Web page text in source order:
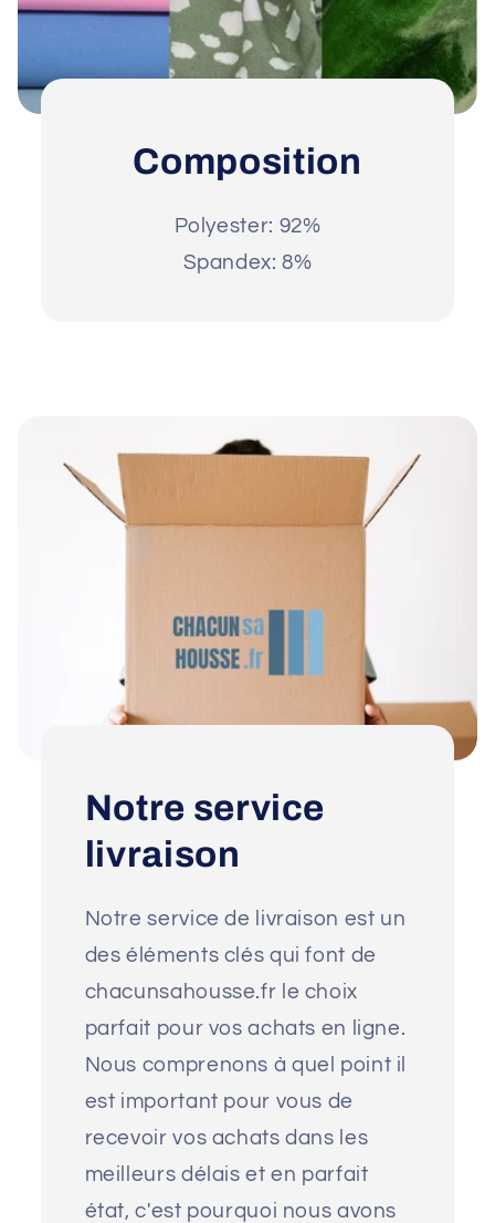
Composition
Polyester: 92%
Spandex: 8%
Notre service
livraison
Notre service de livraison est un
des éléments clés qui font de
chacunsahousse.fr le choix
parfait pour vos achats en ligne.
Nous comprenons à quel point il
est important pour vous de
recevoir vos achats dans les
meilleurs délais et en parfait
état, c'est pourquoi nous avons